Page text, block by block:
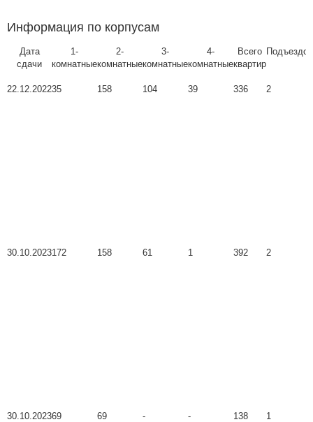
Информация по корпусам
Дата
сдачи
1-
комнатные
2-
комнатные
3-
комнатные
4-
комнатные
Всего
квартир
Подъездов
22.12.202235 158 104 39 336 2
30.10.2023172 158 61 1 392 2
30.10.202369 69 - - 138 1